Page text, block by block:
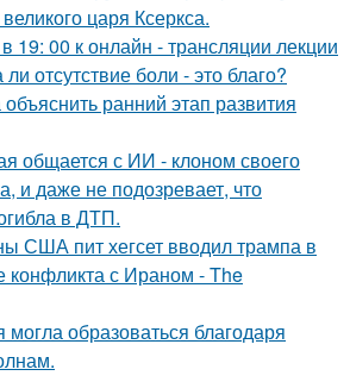
царя Ксеркса.
19: 00 к онлайн - трансляции лекции
отсутствие боли - это благо?
ранний этап развития
общается с ИИ - клоном своего
и даже не подозревает, что
в ДТП.
США пит хегсет вводил трампа в
конфликта с Ираном - The
образоваться благодаря